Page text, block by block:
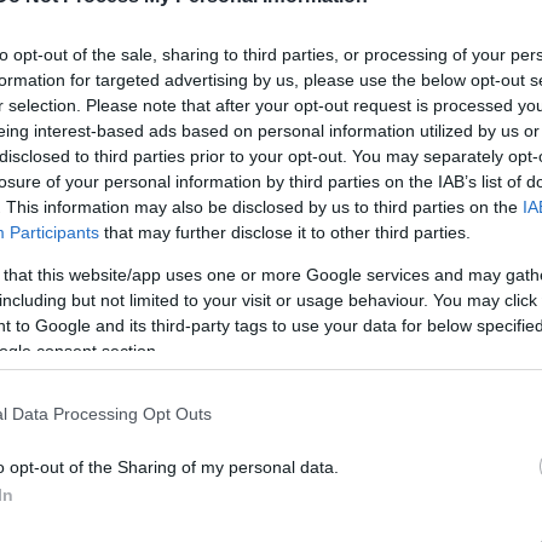
opt-out of the sale, sharing to third parties, or processing of your
for targeted advertising by us, please use the below opt-out
selection. Please note that after your opt-out request is processed
interest-based ads based on personal information utilized by us
to third parties prior to your opt-out. You may separately
of your personal information by third parties on the IAB’s list of
This information may also be disclosed by us to third parties on the
Participants that may further disclose it to other third parties.
that this website/app uses one or more Google services and may
but not limited to your visit or usage behaviour. You may
to Google and its third-party tags to use your data for below
consent section.
Data Processing Opt Outs
opt-out of the Sharing of my personal data.
2000. március 15-én láthatta először a
14 év alatt több mint 500 alkalommal
megismerésére, átadására.
nyerhet színes múltunk mellett még
forgatóstól kezdve a délalföldi lábfigurákig.